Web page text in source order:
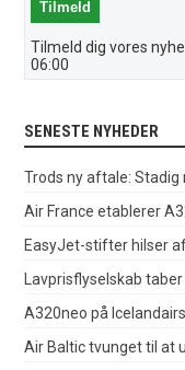
Tilmeld dig vores
06:00
SENESTE NYHEDER
Trods ny aftale:
Air France etablerer
EasyJet-stifter hilser
Lavprisflyselskab
A320neo på
Air Baltic tvunget til at